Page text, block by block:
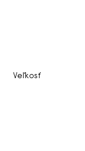
Veľkosť